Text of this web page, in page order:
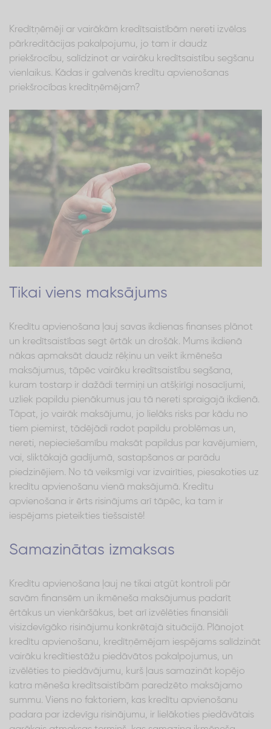
Kredītņēmēji ar vairākām kredītsaistībām nereti izvēlas
pārkreditācijas pakalpojumu, jo tam ir daudz
priekšrocību, salīdzinot ar vairāku kredītsaistību segšanu
vienlaikus. Kādas ir galvenās kredītu apvienošanas
priekšrocības kredītņēmējam?
Tikai viens maksājums
Kredītu apvienošana ļauj savas ikdienas finanses plānot
un kredītsaistības segt ērtāk un drošāk. Mums ikdienā
nākas apmaksāt daudz rēķinu un veikt ikmēneša
maksājumus, tāpēc vairāku kredītsaistību segšana,
kuram tostarp ir dažādi termiņi un atšķirīgi nosacījumi,
uzliek papildu pienākumus jau tā nereti spraigajā ikdienā.
Tāpat, jo vairāk maksājumu, jo lielāks risks par kādu no
tiem piemirst, tādējādi radot papildu problēmas un,
nereti, nepieciešamību maksāt papildus par kavējumiem,
vai, sliktākajā gadījumā, sastapšanos ar parādu
piedzinējiem. No tā veiksmīgi var izvairīties, piesakoties uz
kredītu apvienošanu vienā maksājumā. Kredītu
apvienošana ir ērts risinājums arī tāpēc, ka tam ir
iespējams pieteikties tiešsaistē!
Samazinātas izmaksas
Kredītu apvienošana ļauj ne tikai atgūt kontroli pār
savām finansēm un ikmēneša maksājumus padarīt
ērtākus un vienkāršākus, bet arī izvēlēties finansiāli
visizdevīgāko risinājumu konkrētajā situācijā. Plānojot
kredītu apvienošanu, kredītņēmējam iespējams salīdzināt
vairāku kredītiestāžu piedāvātos pakalpojumus, un
izvēlēties to piedāvājumu, kurš ļaus samazināt kopējo
katra mēneša kredītsaistībām paredzēto maksājamo
summu. Viens no faktoriem, kas kredītu apvienošanu
padara par izdevīgu risinājumu, ir lielākoties piedāvātais